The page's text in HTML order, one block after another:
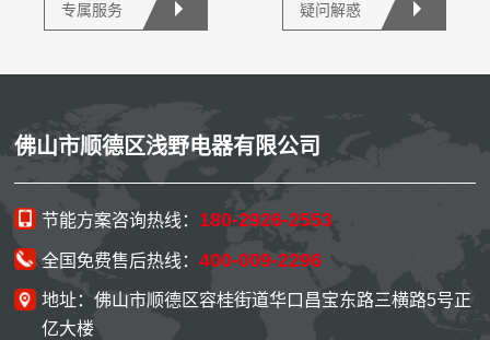
专属服务 疑问解惑
佛山市顺德区浅野电器有限公司
节能方案咨询热线： 180-2926-2553
全国免费售后热线：400-009-2296
地址：佛山市顺德区容桂街道华口昌宝东路三横路5号正
亿大楼